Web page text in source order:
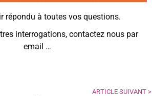
répondu à toutes vos questions.
interrogations, contactez nous par
email …
ARTICLE SUIVANT >